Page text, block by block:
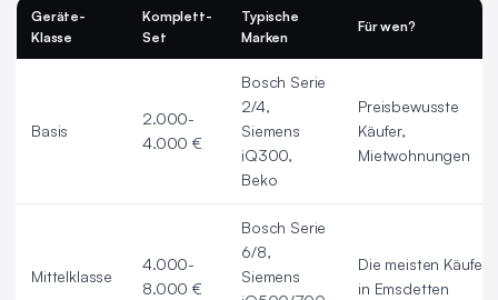
Geräte-
Klasse
Komplett-
Set
Typische
Marken
Für wen?
Basis
2.000-
4.000 €
Bosch Serie
2/4,
Siemens
iQ300,
Beko
Preisbewusste
Käufer,
Mietwohnungen
Mittelklasse
4.000-
8.000 €
Bosch Serie
6/8,
Siemens
Die meisten Käufer
in Emsdetten